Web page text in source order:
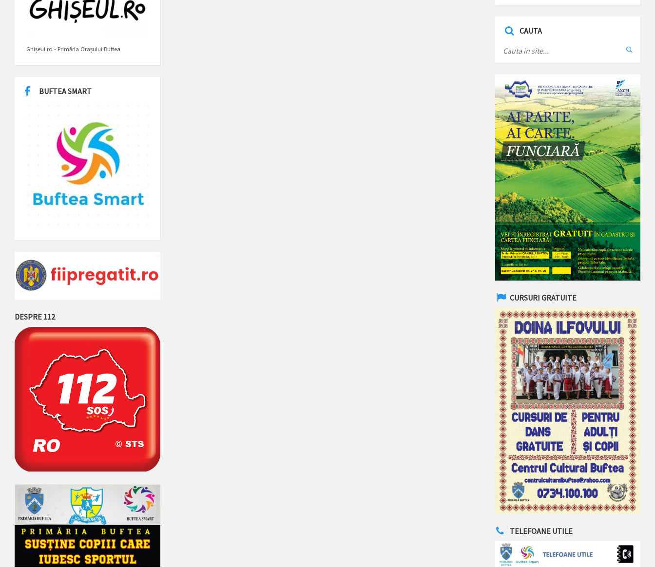
Ghișeul.ro - Primăria Orașului Buftea
BUFTEA SMART
DESPRE 112
CAUTA
CURSURI GRATUITE
TELEFOANE UTILE